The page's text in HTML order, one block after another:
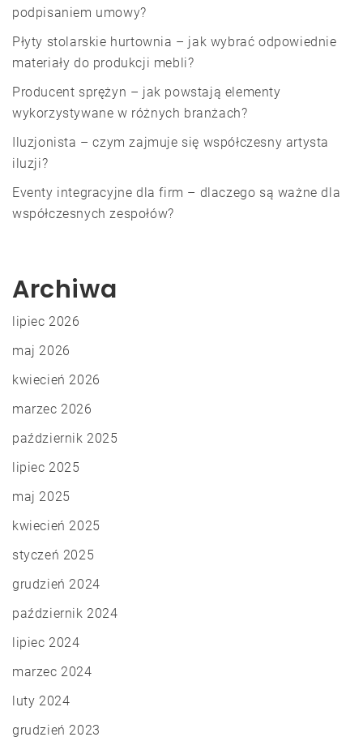
podpisaniem umowy?
Płyty stolarskie hurtownia – jak wybrać odpowiednie
materiały do produkcji mebli?
Producent sprężyn – jak powstają elementy
wykorzystywane w różnych branżach?
Iluzjonista – czym zajmuje się współczesny artysta
iluzji?
Eventy integracyjne dla firm – dlaczego są ważne dla
współczesnych zespołów?
Archiwa
lipiec 2026
maj 2026
kwiecień 2026
marzec 2026
październik 2025
lipiec 2025
maj 2025
kwiecień 2025
styczeń 2025
grudzień 2024
październik 2024
lipiec 2024
marzec 2024
luty 2024
grudzień 2023